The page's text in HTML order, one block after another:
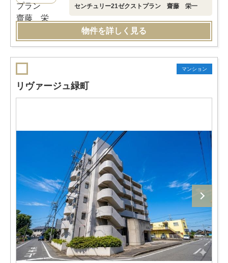
センチュリー21ゼクストプラン 齋藤 栄一
物件を詳しく見る
マンション
リヴァージュ緑町